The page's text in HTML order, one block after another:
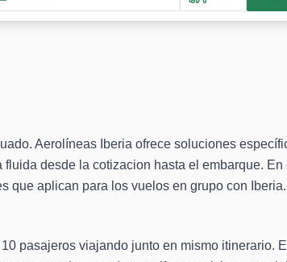
Aerolíneas Iberia ofrece soluciones
desde la cotizacion hasta el embarque. En
que aplican para los vuelos en grupo con Iberia.
pasajeros viajando junto en mismo itinerario.